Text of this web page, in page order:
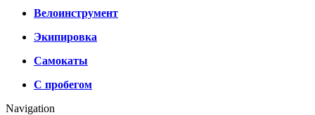
Велоинструмент
Экипировка
Самокаты
С пробегом
Navigation